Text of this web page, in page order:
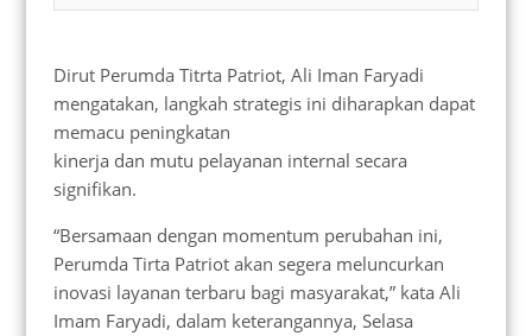
Dirut Perumda Titrta Patriot, Ali Iman Faryadi
mengatakan, langkah strategis ini diharapkan dapat
memacu peningkatan
kinerja dan mutu pelayanan internal secara
signifikan.
“Bersamaan dengan momentum perubahan ini,
Perumda Tirta Patriot akan segera meluncurkan
inovasi layanan terbaru bagi masyarakat,” kata Ali
Imam Faryadi, dalam keterangannya, Selasa